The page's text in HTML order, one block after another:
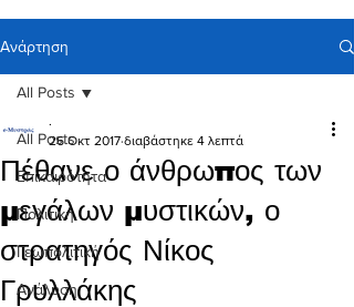
Ανάρτηση
All Posts
Επικαιρότητα
Πολιτική
Γεωπολιτική
Ανάλυση
All Posts
Πέθανε ο άνθρωπος των
μεγάλων μυστικών, ο
στρατηγός Νίκος
Γρυλλάκης
.
26 Οκτ 2017 διαβάστηκε 4 λεπτά